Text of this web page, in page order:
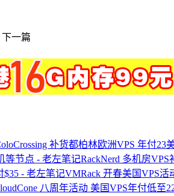
下一篇
补货都柏林欧洲VPS 年付23
RackNerd 多机房
VMRack 开春美国VPS活
八周年活动 美国VPS年付低至